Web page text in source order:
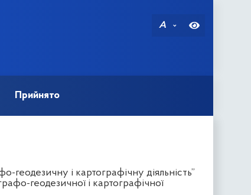
A
Прийнято
і картографічну діяльність”
геодезичної і картографічної